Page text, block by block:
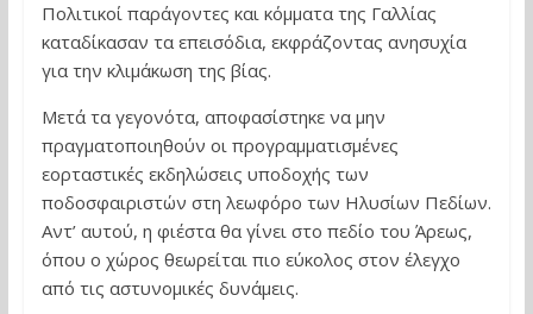
Πολιτικοί παράγοντες και κόμματα της Γαλλίας
καταδίκασαν τα επεισόδια, εκφράζοντας ανησυχία
για την κλιμάκωση της βίας.
Μετά τα γεγονότα, αποφασίστηκε να μην
πραγματοποιηθούν οι προγραμματισμένες
εορταστικές εκδηλώσεις υποδοχής των
ποδοσφαιριστών στη λεωφόρο των Ηλυσίων Πεδίων.
Αντ’ αυτού, η φιέστα θα γίνει στο πεδίο του Άρεως,
όπου ο χώρος θεωρείται πιο εύκολος στον έλεγχο
από τις αστυνομικές δυνάμεις.